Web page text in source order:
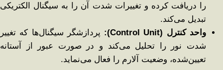
را دریافت کرده و تغییرات شدت آن را به سیگنال الکتریکی
تبدیل می‌کند.
واحد کنترل (Control Unit):
پردازشگر سیگنال‌ها که تغییر
شدت نور را تحلیل می‌کند و در صورت عبور از آستانه
تعیین‌شده، وضعیت آلارم را فعال می‌نماید.